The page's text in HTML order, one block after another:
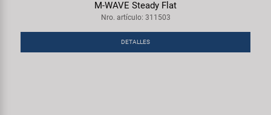
M-WAVE Steady Flat
Nro. artículo: 311503
DETALLES